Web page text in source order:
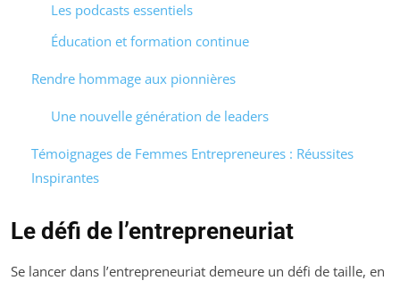
Les podcasts essentiels
Éducation et formation continue
Rendre hommage aux pionnières
Une nouvelle génération de leaders
Témoignages de Femmes Entrepreneures : Réussites
Inspirantes
Le défi de l’entrepreneuriat
Se lancer dans l’entrepreneuriat demeure un défi de taille, en